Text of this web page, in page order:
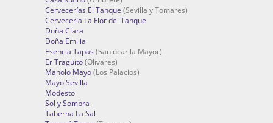
Cervecerías El Tanque (Sevilla y Tomares)
Cervecería La Flor del Tanque
Doña Clara
Doña Emilia
Esencia Tapas (Sanlúcar la Mayor)
Er Traguito(Olivares)
Manolo Mayo(Los Palacios)
Mayo Sevilla
Modesto
Sol y Sombra
Taberna La Sal